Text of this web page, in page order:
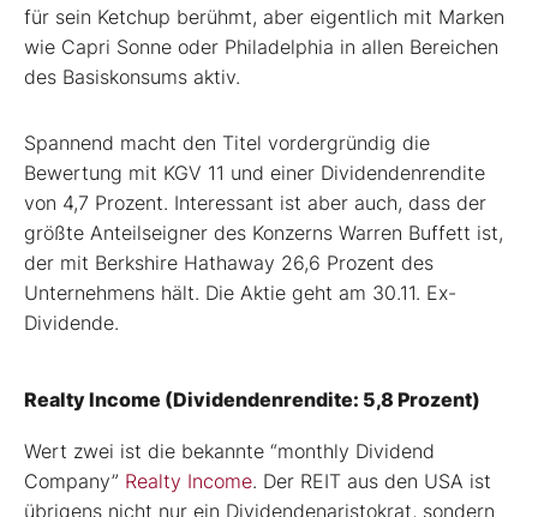
für sein Ketchup berühmt, aber eigentlich mit Marken
wie Capri Sonne oder Philadelphia in allen Bereichen
des Basiskonsums aktiv.
Spannend macht den Titel vordergründig die
Bewertung mit KGV 11 und einer Dividendenrendite
von 4,7 Prozent. Interessant ist aber auch, dass der
größte Anteilseigner des Konzerns Warren Buffett ist,
der mit Berkshire Hathaway 26,6 Prozent des
Unternehmens hält. Die Aktie geht am 30.11. Ex-
Dividende.
Realty Income (Dividendenrendite: 5,8 Prozent)
Wert zwei ist die bekannte “monthly Dividend
Company” Realty Income. Der REIT aus den USA ist
übrigens nicht nur ein Dividendenaristokrat, sondern